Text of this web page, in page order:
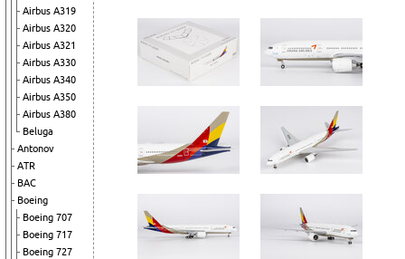
Airbus A319
Airbus A320
Airbus A321
Airbus A330
Airbus A340
Airbus A350
Airbus A380
Beluga
Antonov
ATR
BAC
Boeing
Boeing 707
Boeing 717
Boeing 727